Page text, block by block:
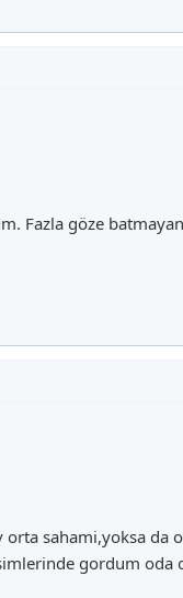
Fazla göze
sahami,yoksa da
gordum oda